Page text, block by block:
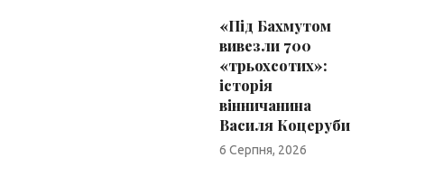
«Під Бахмутом
вивезли 700
«трьохсотих»:
історія
вінничанина
Василя Коцеруби
6 Серпня, 2026